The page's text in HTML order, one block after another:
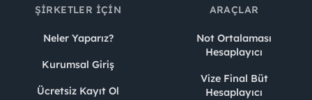
ŞIRKETLER İÇIN
Neler Yaparız?
Kurumsal Giriş
Ücretsiz Kayıt Ol
ARAÇLAR
Not Ortalaması
Hesaplayıcı
Vize Final Büt
Hesaplayıcı